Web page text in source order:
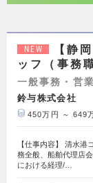
NEW
【静
ッフ（事務
一般事務・営
鈴与株式会社
450万円 ～ 649
【仕事内容】 清水港
務全般、船舶代理店
における経理/…